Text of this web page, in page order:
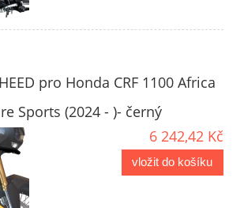
pro Honda CRF 1100 Africa
Sports (2024 - )- černý
6 242,42 Kč
vložit do košíku